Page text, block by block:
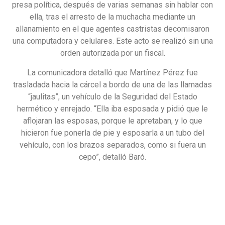
presa política, después de varias semanas sin hablar con
ella, tras el arresto de la muchacha mediante un
allanamiento en el que agentes castristas decomisaron
una computadora y celulares. Este acto se realizó sin una
orden autorizada por un fiscal.
La comunicadora detalló que Martínez Pérez fue
trasladada hacia la cárcel a bordo de una de las llamadas
“jaulitas”, un vehículo de la Seguridad del Estado
hermético y enrejado. “Ella iba esposada y pidió que le
aflojaran las esposas, porque le apretaban, y lo que
hicieron fue ponerla de pie y esposarla a un tubo del
vehículo, con los brazos separados, como si fuera un
cepo”, detalló Baró.